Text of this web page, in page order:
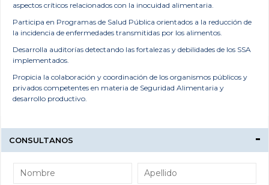
aspectos críticos relacionados con la inocuidad alimentaria.
Participa en Programas de Salud Pública orientados a la reducción de
la incidencia de enfermedades transmitidas por los alimentos.
Desarrolla auditorías detectando las fortalezas y debilidades de los SSA
implementados.
Propicia la colaboración y coordinación de los organismos públicos y
privados competentes en materia de Seguridad Alimentaria y
desarrollo productivo.
CONSULTANOS